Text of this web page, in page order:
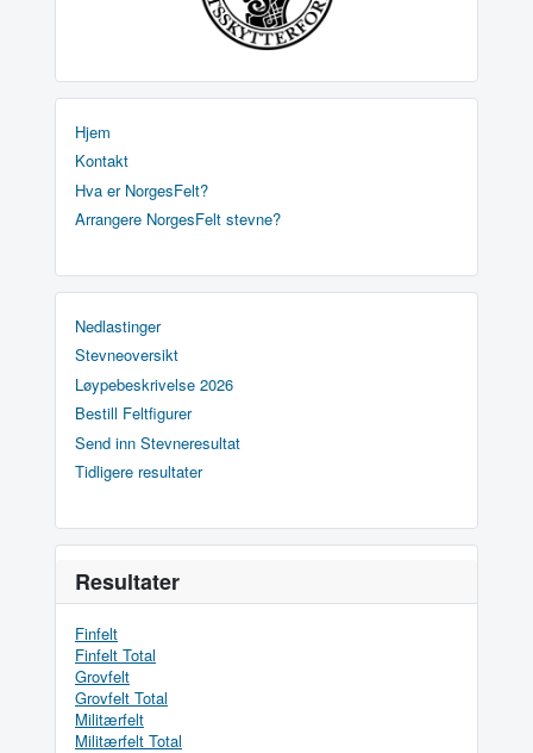
Hjem
Kontakt
Hva er NorgesFelt?
Arrangere NorgesFelt stevne?
Nedlastinger
Stevneoversikt
Løypebeskrivelse 2026
Bestill Feltfigurer
Send inn Stevneresultat
Tidligere resultater
Resultater
Finfelt
Finfelt Total
Grovfelt
Grovfelt Total
Militærfelt
Militærfelt Total